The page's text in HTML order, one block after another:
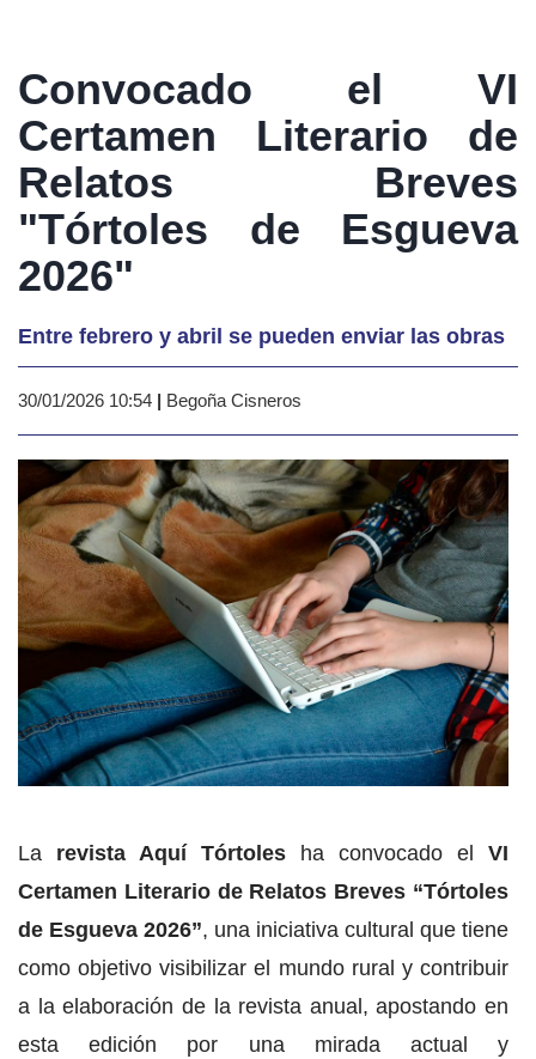
Convocado el VI
Certamen Literario de
Relatos Breves
"Tórtoles de Esgueva
2026"
Entre febrero y abril se pueden enviar las obras
30/01/2026 10:54 | Begoña Cisneros
La revista Aquí Tórtoles ha convocado el VI
Certamen Literario de Relatos Breves “Tórtoles
de Esgueva 2026”, una iniciativa cultural que tiene
como objetivo visibilizar el mundo rural y contribuir
a la elaboración de la revista anual, apostando en
esta edición por una mirada actual y